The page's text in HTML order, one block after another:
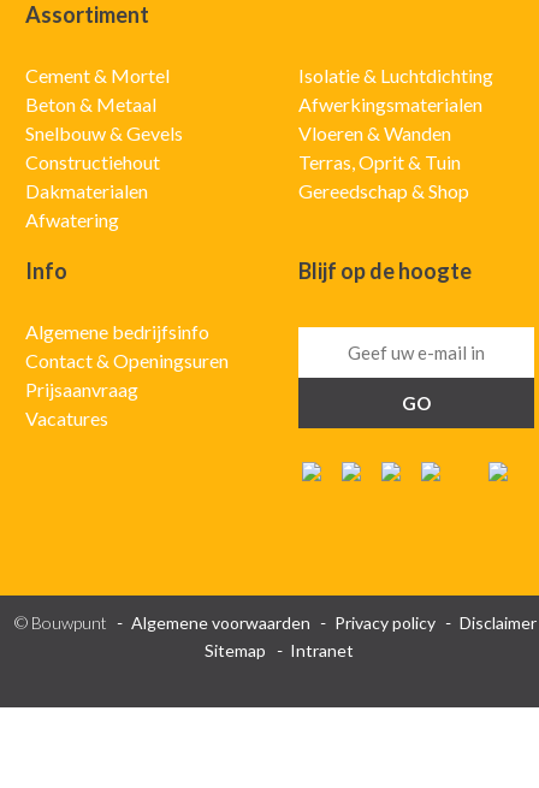
Assortiment
Cement & Mortel
Beton & Metaal
Snelbouw & Gevels
Constructiehout
Dakmaterialen
Afwatering
Isolatie & Luchtdichting
Afwerkingsmaterialen
Vloeren & Wanden
Terras, Oprit & Tuin
Gereedschap & Shop
Info
Algemene bedrijfsinfo
Contact & Openingsuren
Prijsaanvraag
Vacatures
Blijf op de hoogte
© Bouwpunt Algemene voorwaarden Privacy policy
Disclaimer
Sitemap
Intranet